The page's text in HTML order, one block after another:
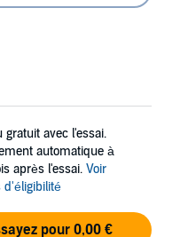
gratuit avec l'essai.
automatique à
après l'essai. Voir
d'éligibilité
pour 0,00 €